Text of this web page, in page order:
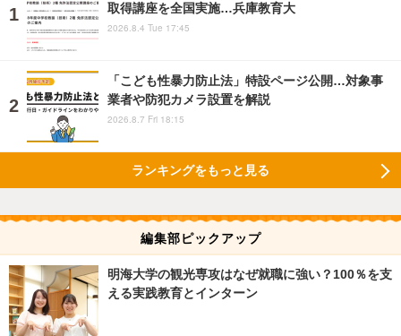
取得講座を全国実施…兵庫教育大
2026.8.4 Tue 17:45
「こども性暴力防止法」特設ページ公開…対象事
業者や防犯カメラ設置を解説
2026.8.7 Fri 18:15
ランキングをもっと見る
編集部ピックアップ
明海大学の観光専攻はなぜ就職に強い？100％を支
える実践教育とインターン